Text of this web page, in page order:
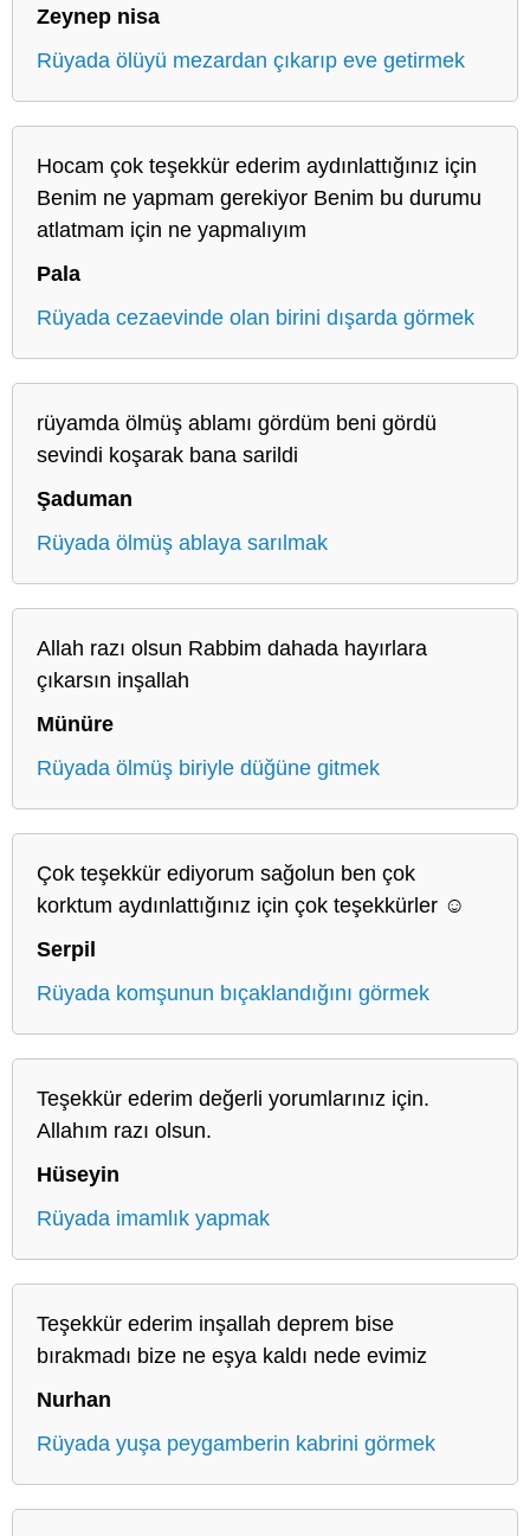
Zeynep nisa
Rüyada ölüyü mezardan çıkarıp eve getirmek
Hocam çok teşekkür ederim aydınlattığınız için
Benim ne yapmam gerekiyor Benim bu durumu
atlatmam için ne yapmalıyım
Pala
Rüyada cezaevinde olan birini dışarda görmek
rüyamda ölmüş ablamı gördüm beni gördü
sevindi koşarak bana sarildi
Şaduman
Rüyada ölmüş ablaya sarılmak
Allah razı olsun Rabbim dahada hayırlara
çıkarsın inşallah
Münüre
Rüyada ölmüş biriyle düğüne gitmek
Çok teşekkür ediyorum sağolun ben çok
korktum aydınlattığınız için çok teşekkürler ☺️
Serpil
Rüyada komşunun bıçaklandığını görmek
Teşekkür ederim değerli yorumlarınız için.
Allahım razı olsun.
Hüseyin
Rüyada imamlık yapmak
Teşekkür ederim inşallah deprem bise
bırakmadı bize ne eşya kaldı nede evimiz
Nurhan
Rüyada yuşa peygamberin kabrini görmek